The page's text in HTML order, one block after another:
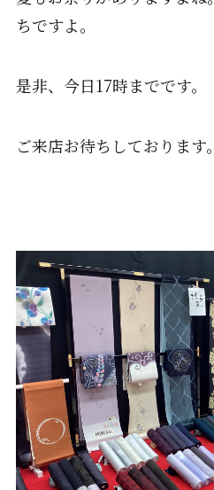
ちですよ。
是非、今日17時までです。
ご来店お待ちしております。